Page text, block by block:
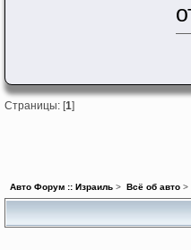
Страницы: [1]
Авто Форум :: Израиль > Всё об авто>